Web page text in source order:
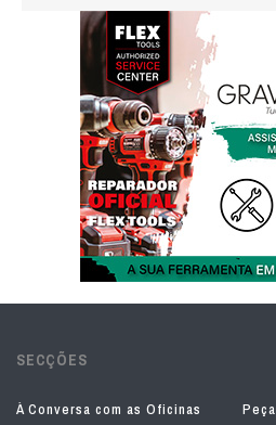
SECÇÕES
À Conversa com as Oficinas